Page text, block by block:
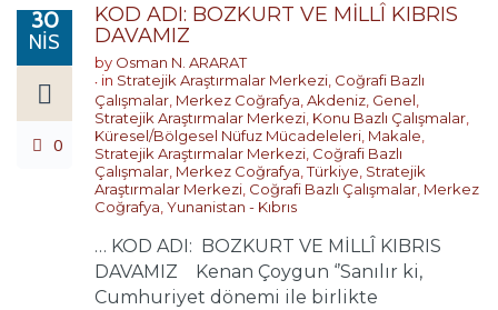
30
NIS
0
KOD ADI: BOZKURT VE MİLLÎ KIBRIS
DAVAMIZ
by Osman N. ARARAT
in Stratejik Araştırmalar Merkezi Coğrafi Bazlı
Çalışmalar Merkez Coğrafya Akdeniz Genel
Stratejik Araştırmalar Merkezi Konu Bazlı Çalışmalar
Küresel/Bölgesel Nüfuz Mücadeleleri Makale
Stratejik Araştırmalar Merkezi Coğrafi Bazlı
Çalışmalar Merkez Coğrafya ,Türkiye Stratejik
Araştırmalar Merkezi Coğrafi Bazlı Çalışmalar Merkez
Coğrafya Yunanistan - Kıbrıs
… KOD ADI: BOZKURT VE MİLLÎ KIBRIS
DAVAMIZ Kenan Çoygun ‘’Sanılır ki,
Cumhuriyet dönemi ile birlikte